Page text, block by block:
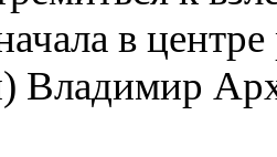
в
Владимир